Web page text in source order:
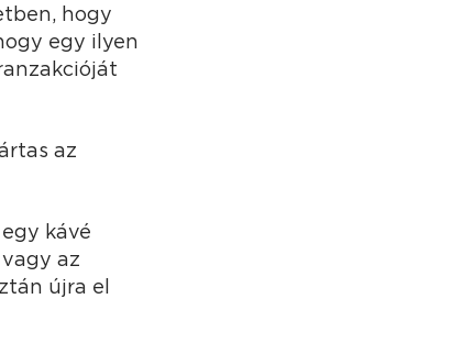
hogy
egy ilyen
az
kávé
az
újra el